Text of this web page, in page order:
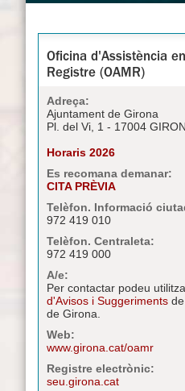
Oficina d'Assistència
Registre (OAMR)
Adreça:
Ajuntament de Girona
Pl. del Vi, 1 - 17004
Horaris 2026
Es recomana demanar:
CITA PRÈVIA
Telèfon. Informació
972 419 010
Telèfon. Centraleta:
972 419 000
A/e:
Per contactar podeu
d'Avisos i Suggeriments
de Girona.
Web:
www.girona.cat/oamr
Registre electrònic:
seu.girona.cat